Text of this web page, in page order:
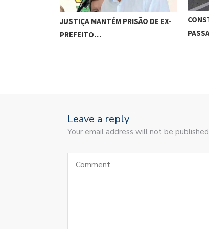
JUSTIÇA MANTÉM PRISÃO DE EX-
PREFEITO…
Leave a reply
Your email address will not be